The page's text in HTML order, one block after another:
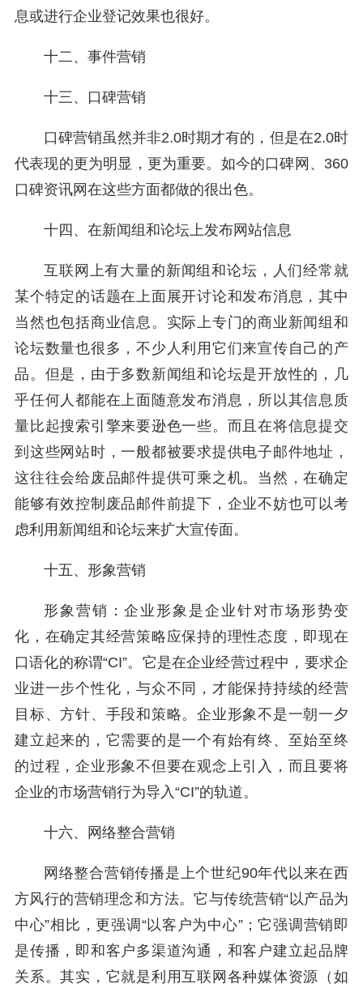
息或进行企业登记效果也很好。
十二、事件营销
十三、口碑营销
口碑营销虽然并非2.0时期才有的，但是在2.0时
代表现的更为明显，更为重要。如今的口碑网、360
口碑资讯网在这些方面都做的很出色。
十四、在新闻组和论坛上发布网站信息
互联网上有大量的新闻组和论坛，人们经常就
某个特定的话题在上面展开讨论和发布消息，其中
当然也包括商业信息。实际上专门的商业新闻组和
论坛数量也很多，不少人利用它们来宣传自己的产
品。但是，由于多数新闻组和论坛是开放性的，几
乎任何人都能在上面随意发布消息，所以其信息质
量比起搜索引擎来要逊色一些。而且在将信息提交
到这些网站时，一般都被要求提供电子邮件地址，
这往往会给废品邮件提供可乘之机。当然，在确定
能够有效控制废品邮件前提下，企业不妨也可以考
虑利用新闻组和论坛来扩大宣传面。
十五、形象营销
形象营销：企业形象是企业针对市场形势变
化，在确定其经营策略应保持的理性态度，即现在
口语化的称谓“CI”。它是在企业经营过程中，要求企
业进一步个性化，与众不同，才能保持持续的经营
目标、方针、手段和策略。企业形象不是一朝一夕
建立起来的，它需要的是一个有始有终、至始至终
的过程，企业形象不但要在观念上引入，而且要将
企业的市场营销行为导入“CI”的轨道。
十六、网络整合营销
网络整合营销传播是上个世纪90年代以来在西
方风行的营销理念和方法。它与传统营销“以产品为
中心”相比，更强调“以客户为中心”；它强调营销即
是传播，即和客户多渠道沟通，和客户建立起品牌
关系。其实，它就是利用互联网各种媒体资源（如